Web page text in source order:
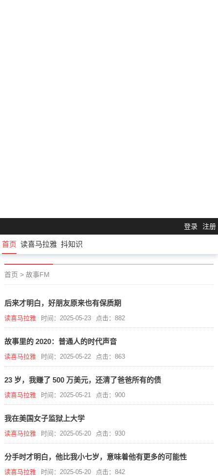
登录 注册
首页 读喜马拉雅 抖知识
首页 > 故事FM
后来才明白，好朋友原来也有保质期
读喜马拉雅 时间：2025-05-23 点击：882
故事里的 2020：普通人的时代声音
读喜马拉雅 时间：2025-05-22 点击：863
23 岁，我赚了 500 万美元，还清了爸爸所有的债
读喜马拉雅 时间：2025-05-21 点击：900
我在美国女子监狱上大学
读喜马拉雅 时间：2025-05-20 点击：930
分手时才明白，他比我小七岁，意味着他有更多的可能性
读喜马拉雅 时间：2025-05-20 点击：842